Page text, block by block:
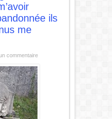
ils
me
commentaire